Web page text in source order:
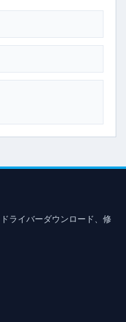
ライバーダウンロード、修